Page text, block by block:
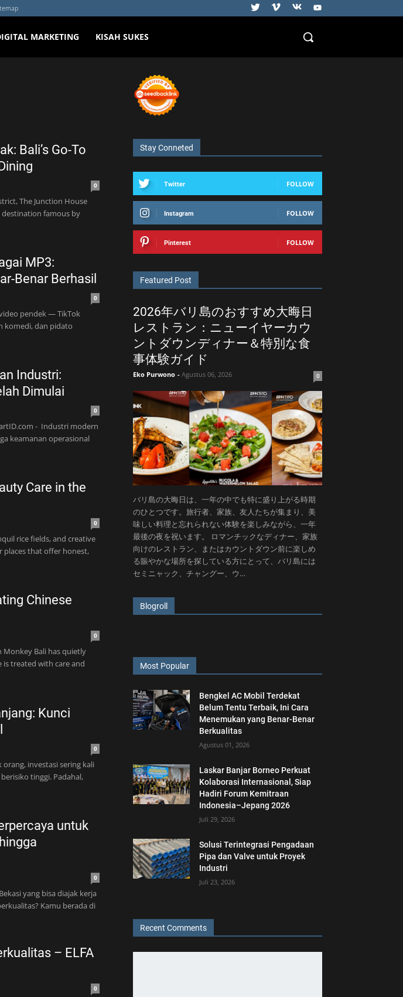
MARKETING KISAH SUKES
Bali’s Go-To
0
The Junction House
destination famous by
MP3:
Benar Berhasil
0
pendek — TikTok
komedi, dan pidato
Industri:
Dimulai
0
- Industri modern
keamanan operasional
Care in the
0
rice fields, and creative
places that offer honest,
Chinese
0
Monkey Bali has quietly
is treated with care and
Kunci
0
investasi sering kali
tinggi. Padahal,
untuk
0
yang bisa diajak kerja
Kamu berada di
– ELFA
0
Stay Conneted
Twitter FOLLOW
Instagram FOLLOW
Pinterest FOLLOW
Featured Post
2026年バリ島のおすすめ大晦日
レストラン：ニューイヤーカウ
ントダウンディナー＆特別な食
事体験ガイド
Eko Purwono - Agustus 06, 2026 0
バリ島の大晦日は、一年の中でも特に盛り上がる時期
のひとつです。旅行者、家族、友人たちが集まり、美
味しい料理と忘れられない体験を楽しみながら、一年
最後の夜を祝います。 ロマンチックなディナー、家族
向けのレストラン、またはカウントダウン前に楽しめ
る賑やかな場所を探している方にとって、バリ島には
セミニャック、チャングー、ウ…
Blogroll
Most Popular
Bengkel AC Mobil Terdekat
Belum Tentu Terbaik, Ini Cara
Menemukan yang Benar-Benar
Berkualitas
Agustus 01, 2026
Laskar Banjar Borneo Perkuat
Kolaborasi Internasional, Siap
Hadiri Forum Kemitraan
Indonesia–Jepang 2026
Juli 29, 2026
Solusi Terintegrasi Pengadaan
Pipa dan Valve untuk Proyek
Industri
Juli 23, 2026
Recent Comments